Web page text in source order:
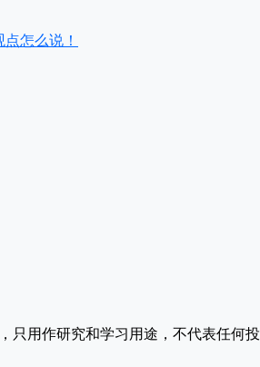
怎么说！
只用作研究和学习用途，不代表任何